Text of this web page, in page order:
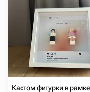
Кастом фигурки в рамке